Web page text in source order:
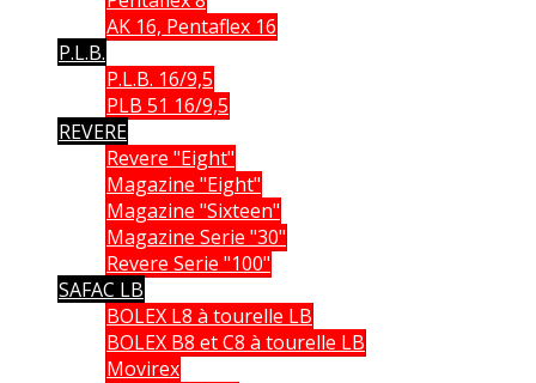
AK 16, Pentaflex 16
P.L.B.
P.L.B. 16/9,5
PLB 51 16/9,5
REVERE
Revere "Eight"
Magazine "Eight"
Magazine "Sixteen"
Magazine Serie "30"
Revere Serie "100"
SAFAC LB
BOLEX L8 à tourelle LB
BOLEX B8 et C8 à tourelle LB
Movirex